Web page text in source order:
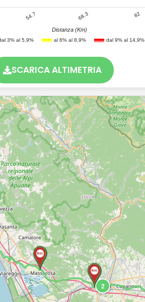
3% al 5,9% al 6% al 8,9% dal 9% al 14,9%
54.7 68.3 82
Distanza (Km)
SCARICA ALTIMETRIA
2